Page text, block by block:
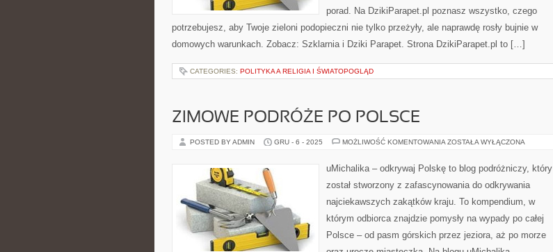
porad. Na DzikiParapet.pl poznasz wszystko, czego
potrzebujesz, aby Twoje zieloni podopieczni nie tylko przeżyły, ale naprawdę rosły bujnie w
domowych warunkach. Zobacz: Szklarnia i Dziki Parapet. Strona DzikiParapet.pl to […]
CATEGORIES: POLITYKA A RELIGIA I ŚWIATOPOGLĄD
ZIMOWE PODRÓŻE PO POLSCE
POSTED BY ADMIN GRU - 6 - 2025 MOŻLIWOŚĆ KOMENTOWANIA ZIMOWE
POLSCE
ZOSTAŁA WYŁĄCZONA
uMichalika – odkrywaj Polskę to blog podróżniczy, który
został stworzony z zafascynowania do odkrywania
najciekawszych zakątków kraju. To kompendium, w
którym odbiorca znajdzie pomysły na wypady po całej
Polsce – od pasm górskich przez jeziora, aż po morze